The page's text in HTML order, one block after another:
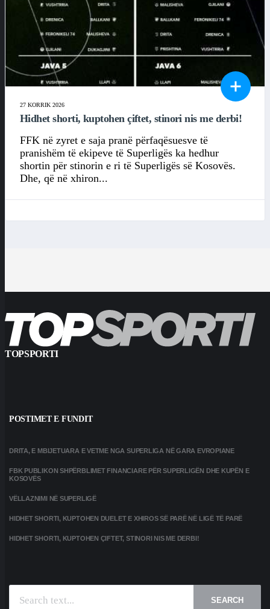
27 KORRIK 2026
Hidhet shorti, kuptohen çiftet, stinori nis me derbi!
FFK në zyret e saja pranë përfaqësuesve të
pranishëm të ekipeve të Superligës ka hedhur
shortin për stinorin e ri të Superligës së Kosovës.
Dhe, që në xhiron...
TOPSPORTI
POSTIMET E FUNDIT
DRITA, E MBIJETUARA E VETME NGA SUPERLIGA NË GARA EVROPIANE
FBK PUBLIKON SHPËRBLIMET FINANCIARE PËR SUPERLIGËN DHE KUPËN E
KOSOVËS
VËLLAZNIMI NË SUPERLIGË
HIDHET SHORTI, KUPTOHEN DUELET E XHIROS SË PARË NË LIGË TË PARË
HIDHET SHORTI, KUPTOHEN ÇIFTET, STINORI NIS ME DERBI!
SEARCH